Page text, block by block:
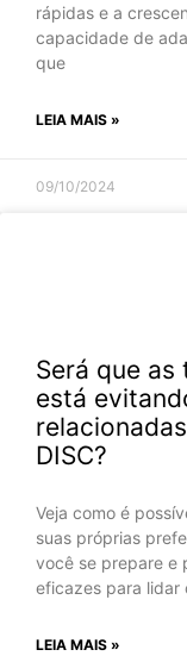
rápidas e a
capacidade de
que
LEIA MAIS »
09/10/2024
Será que
está
DISC?
Veja como é
suas próprias
você se prepare e
eficazes para lidar
LEIA MAIS »